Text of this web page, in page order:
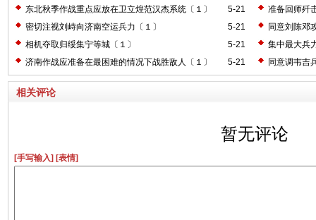
5-21
东北秋季作战重点应放在卫立煌范汉杰系统〔１〕
准备回师歼
5-21
密切注视刘峙向济南空运兵力〔１〕
同意刘陈邓
5-21
相机夺取归绥集宁等城〔１〕
集中最大兵
5-21
济南作战应准备在最困难的情况下战胜敌人〔１〕 同意调韦吉
相关评论
暂无评论
[手写输入] [表情]